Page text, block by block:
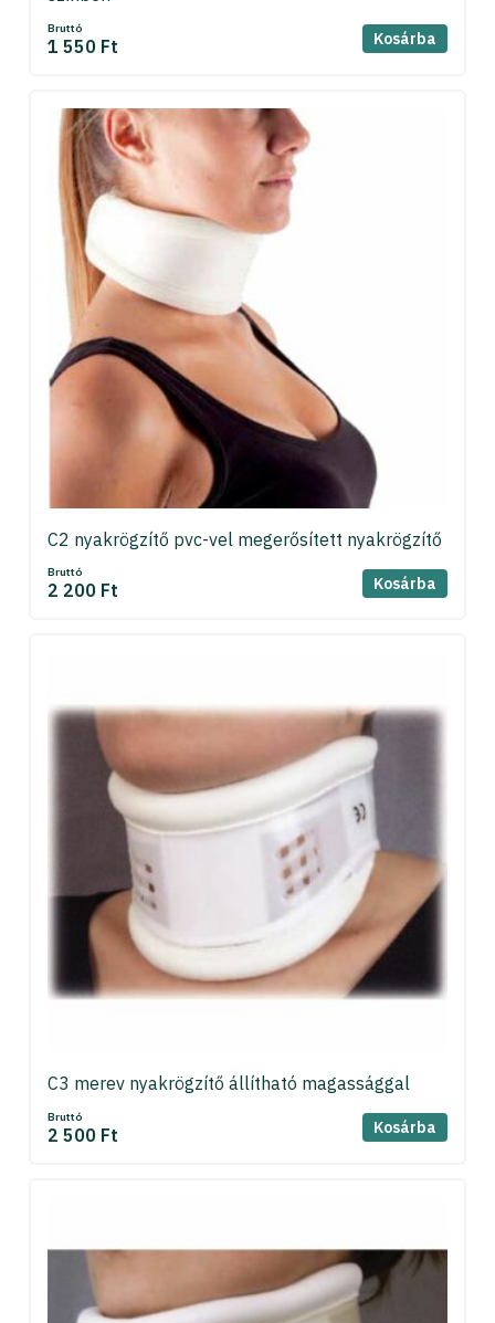
Bruttó
1 550 Ft Kosárba
C2 nyakrögzítő pvc-vel megerősített nyakrögzítő
Bruttó
2 200 Ft Kosárba
C3 merev nyakrögzítő állítható magassággal
Bruttó
2 500 Ft Kosárba